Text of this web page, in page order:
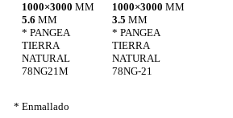
1000×3000 MM
5.6 MM
* PANGEA
TIERRA
NATURAL
78NG21M
1000×3000 MM
3.5 MM
* PANGEA
TIERRA
NATURAL
78NG-21
* Enmallado